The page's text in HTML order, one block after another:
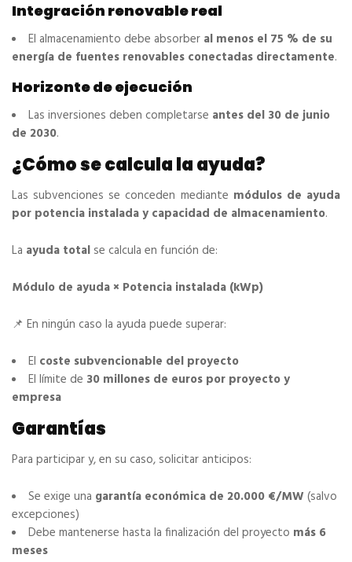
Integración renovable real
El almacenamiento debe absorber al menos el 75 % de su
energía de fuentes renovables conectadas directamente.
Horizonte de ejecución
Las inversiones deben completarse antes del 30 de junio
de 2030.
¿Cómo se calcula la ayuda?
Las subvenciones se conceden mediante módulos de ayuda
por potencia instalada y capacidad de almacenamiento.
La ayuda total se calcula en función de:
Módulo de ayuda × Potencia instalada (kWp)
📌 En ningún caso la ayuda puede superar:
El coste subvencionable del proyecto
El límite de 30 millones de euros por proyecto y
empresa
Garantías
Para participar y, en su caso, solicitar anticipos:
Se exige una garantía económica de 20.000 €/MW (salvo
excepciones)
Debe mantenerse hasta la finalización del proyecto más 6
meses